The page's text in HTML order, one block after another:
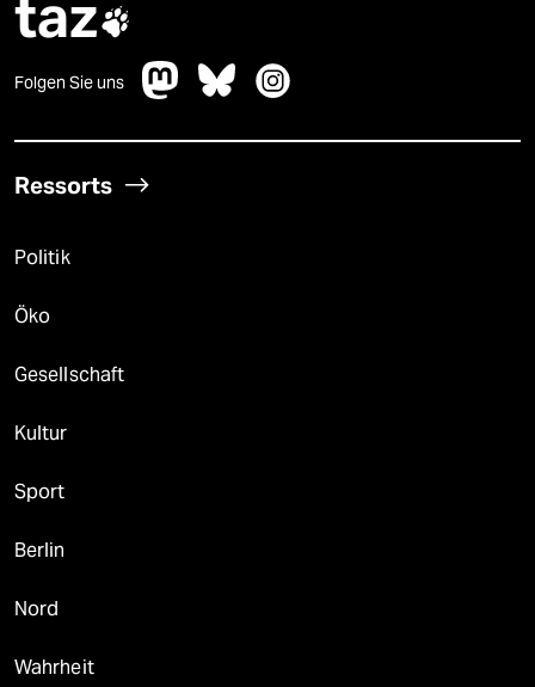
taz
Folgen Sie uns
Ressorts
Politik
Öko
Gesellschaft
Kultur
Sport
Berlin
Nord
Wahrheit